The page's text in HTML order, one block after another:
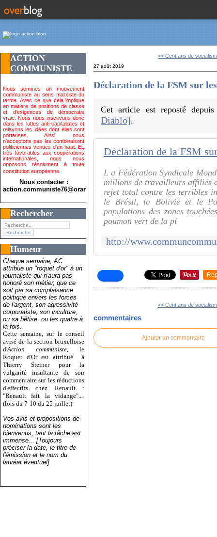
ACTION
COMMUNISTE
Nous sommes un mouvement
communiste au sens marxiste du
terme. Avec ce que cela implique
en matière de positions de classe
et d'exigences de démocratie
vraie. Nous nous inscrivons donc
dans les luttes anti-capitalistes et
relayons les idées dont elles sont
porteuses. Ainsi, nous
n'acceptons pas les combinaisont
politiciennes venues d'en-haut. Et,
très favorables aux coopérations
internationales, nous nous
opposons résolument à toute
constitution européenne.
Nous contacter :
action.communiste76@orange.fr>
Rechercher
Humeur
Chaque semaine, AC
attribue un "roquet d'or" à un
journaliste qui n'aura pas
honoré son métier, que ce
soit par sa complaisance
politique envers les forces
de l'argent, son agressivité
corporatiste, son inculture,
ou sa bêtise, ou les quatre à
la fois.
Cette semaine, sur le conseil
avisé de la section bruxelloise
d'Action communiste , le
Roquet d'Or est attribué
à
Thierry Steiner pour la
vulgarité insultante de son
commentaire sur les réductions
d'effectifs chez Renault :
"Renault fait la vidange"...
(lors du 7-10 du 25 juillet).
Vos avis et propositions de
nominations sont les
bienvenus, tant la tâche est
immense... [Toujours
préciser la date, le titre de
l'émission et le nom du
lauréat éventuel].
<< Cent ans de
27 août 2019
Déclaration de la FSM sur
Cet article est reposté
Diablo].
Déclaration de la FSM
L a Fédération Syndicale
millions de travailleurs affiliés
rejet total contre les terribles
le Brésil, la Bolivie et le
populations des zones
poumon vert de la pl
<< Cent ans de
commentaires
Ajouter un commentaire